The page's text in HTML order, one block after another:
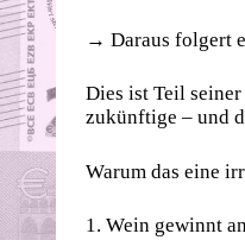
→ Daraus folgert
Dies ist Teil
zukünftige – und
Warum das eine
1. Wein gewinnt